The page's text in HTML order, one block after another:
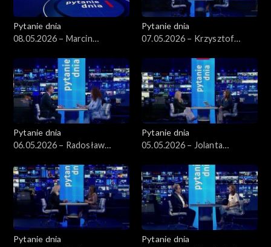
Pytanie dnia
08.05.2026 – Marcin
Pytanie dnia
07.05.2026 – Krzysztof
Pytanie dnia
06.05.2026 – Radosław
Pytanie dnia
05.05.2026 – Jolanta
Pytanie dnia
Pytanie dnia